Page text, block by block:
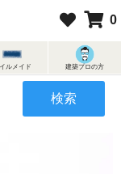
0
ルメイド 建築プロの方
検索